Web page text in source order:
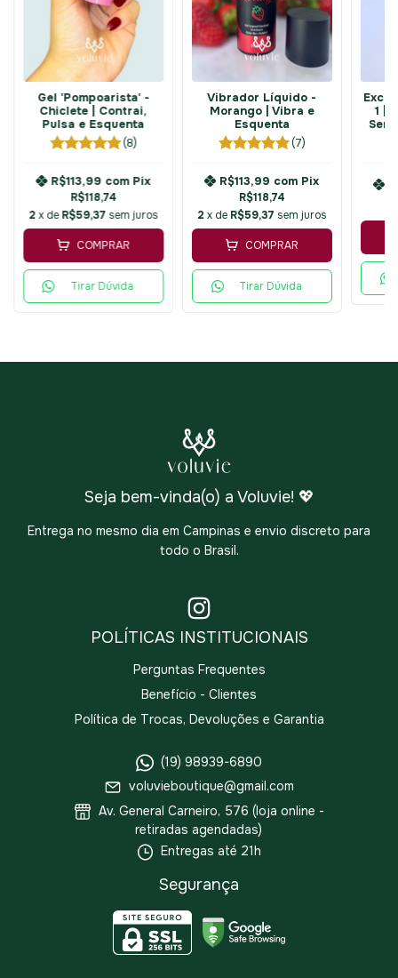
Gel 'Pompoarista' -
Chiclete | Contrai,
Pulsa e Esquenta
(8)
R$118,74
R$113,99 com Pix
2x deR$59,37 sem juros
COMPRAR
Tirar Dúvida
Vibrador Líquido -
Morango | Vibra e
Esquenta
(7)
R$118,74
R$113,99 com Pix
2 x de R$59,37 sem juros
COMPRAR
Tirar Dúvida
1 |
Seja bem-vinda(o) a Voluvie! 💖
Entrega no mesmo dia em Campinas e envio discreto para
todo o Brasil.
POLÍTICAS INSTITUCIONAIS
Perguntas Frequentes
Benefício - Clientes
Política de Trocas, Devoluções e Garantia
(19) 98939-6890
voluvieboutique@gmail.com
Av. General Carneiro, 576 (loja online -
retiradas agendadas)
Entregas até 21h
Segurança